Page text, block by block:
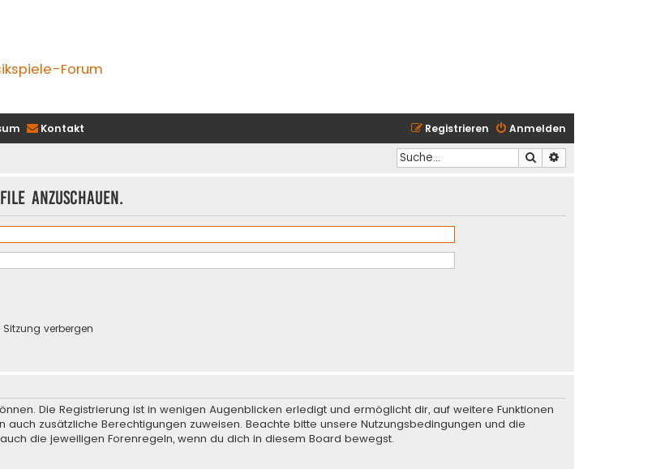
Forum
Kontakt Anmelden
Registrieren
Suche
anzuschauen.
verbergen
Die Registrierung ist in wenigen Augenblicken erledigt und ermöglicht dir, auf weitere Funktionen
zusätzliche Berechtigungen zuweisen. Beachte bitte unsere Nutzungsbedingungen und die
die jeweiligen Forenregeln, wenn du dich in diesem Board bewegst.